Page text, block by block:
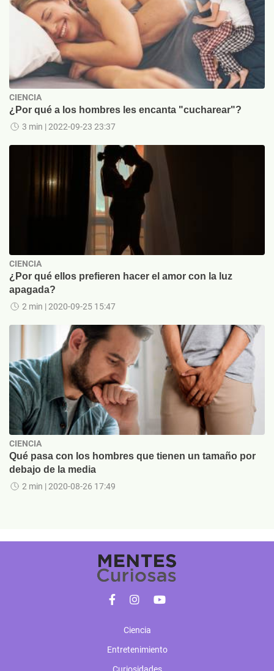
CIENCIA
¿Por qué a los hombres les encanta "cucharear"?
3 min | 2022-09-23 23:37
CIENCIA
¿Por qué ellos prefieren hacer el amor con la luz
apagada?
2 min | 2020-09-25 15:47
CIENCIA
Qué pasa con los hombres que tienen un tamaño por
debajo de la media
2 min | 2020-08-26 17:49
Ciencia
Entretenimiento
Curiosidades